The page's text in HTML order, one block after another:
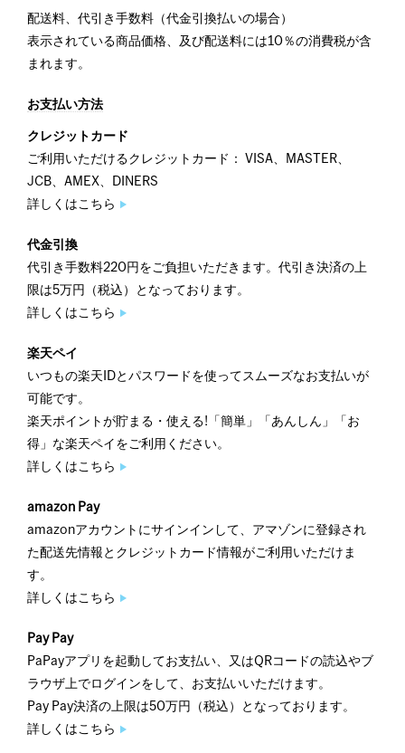
配送料、代引き手数料（代金引換払いの場合）
表示されている商品価格、及び配送料には10％の消費税が含
まれます。
お支払い方法
クレジットカード
ご利用いただけるクレジットカード： VISA、MASTER、
JCB、AMEX、DINERS
詳しくはこちら
代金引換
代引き手数料220円をご負担いただきます。代引き決済の上
限は5万円（税込）となっております。
詳しくはこちら
楽天ペイ
いつもの楽天IDとパスワードを使ってスムーズなお支払いが
可能です。
楽天ポイントが貯まる・使える!「簡単」「あんしん」「お
得」な楽天ペイをご利用ください。
詳しくはこちら
amazon Pay
amazonアカウントにサインインして、アマゾンに登録され
た配送先情報とクレジットカード情報がご利用いただけま
す。
詳しくはこちら
Pay Pay
PaPayアプリを起動してお支払い、又はQRコードの読込やブ
ラウザ上でログインをして、お支払いいただけます。
Pay Pay決済の上限は50万円（税込）となっております。
詳しくはこちら